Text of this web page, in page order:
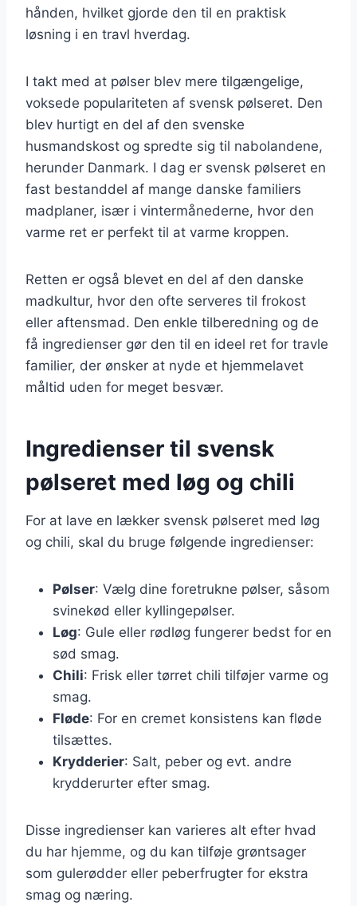
hånden, hvilket gjorde den til en praktisk
løsning i en travl hverdag.
I takt med at pølser blev mere tilgængelige,
voksede populariteten af svensk pølseret. Den
blev hurtigt en del af den svenske
husmandskost og spredte sig til nabolandene,
herunder Danmark. I dag er svensk pølseret en
fast bestanddel af mange danske familiers
madplaner, især i vintermånederne, hvor den
varme ret er perfekt til at varme kroppen.
Retten er også blevet en del af den danske
madkultur, hvor den ofte serveres til frokost
eller aftensmad. Den enkle tilberedning og de
få ingredienser gør den til en ideel ret for travle
familier, der ønsker at nyde et hjemmelavet
måltid uden for meget besvær.
Ingredienser til svensk
pølseret med løg og chili
For at lave en lækker svensk pølseret med løg
og chili, skal du bruge følgende ingredienser:
Pølser: Vælg dine foretrukne pølser, såsom
svinekød eller kyllingepølser.
Løg: Gule eller rødløg fungerer bedst for en
sød smag.
Chili: Frisk eller tørret chili tilføjer varme og
smag.
Fløde: For en cremet konsistens kan fløde
tilsættes.
Krydderier: Salt, peber og evt. andre
krydderurter efter smag.
Disse ingredienser kan varieres alt efter hvad
du har hjemme, og du kan tilføje grøntsager
som gulerødder eller peberfrugter for ekstra
smag og næring.